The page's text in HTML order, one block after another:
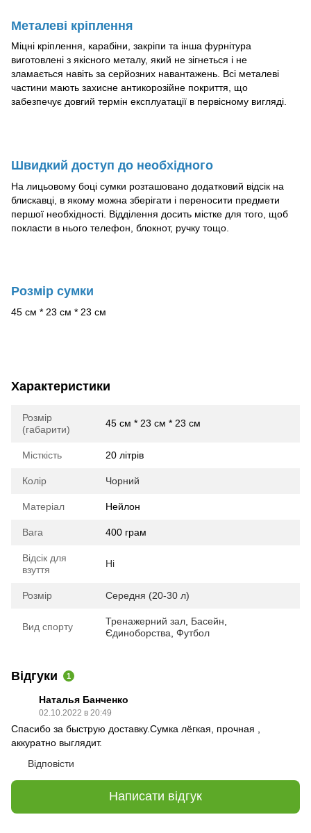
Металеві кріплення
Міцні кріплення, карабіни, закріпи та інша фурнітура
виготовлені з якісного металу, який не зігнеться і не
зламається навіть за серйозних навантажень. Всі металеві
частини мають захисне антикорозійне покриття, що
забезпечує довгий термін експлуатації в первісному вигляді.
Швидкий доступ до необхідного
На лицьовому боці сумки розташовано додатковий відсік на
блискавці, в якому можна зберігати і переносити предмети
першої необхідності. Відділення досить містке для того, щоб
покласти в нього телефон, блокнот, ручку тощо.
Розмір сумки
45 см * 23 см * 23 см
Характеристики
Розмір
(габарити)
45 см * 23 см * 23 см
Місткість 20 літрів
Колір Чорний
Матеріал Нейлон
Вага 400 грам
Відсік для
взуття
Ні
Розмір Середня (20-30 л)
Вид спорту Тренажерний зал Басейн
Єдиноборства Футбол
Відгуки 1
Наталья Банченко
02.10.2022 в 20:49
Спасибо за быструю доставку.Сумка лёгкая, прочная ,
аккуратно выглядит.
Відповісти
Написати відгук